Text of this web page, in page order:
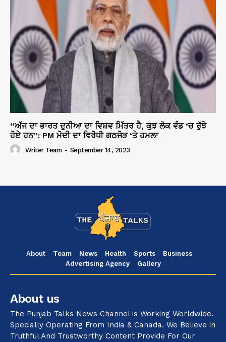
“ਅੱਜ ਦਾ ਭਾਰਤ ਦੁਨੀਆ ਦਾ ਵਿਸ਼ਵ ਮਿੱਤਰ ਹੈ, ਕੁਝ ਲੋਕ ਵੰਡ ‘ਚ ਰੁੱਝੇ
ਹੋਏ ਹਨ”: PM ਮੋਦੀ ਦਾ ਵਿਰੋਧੀ ਗਠਜੋੜ ‘ਤੇ ਹਮਲਾ
Writer Team - September 14, 2023
About Team News Health Sports
Business
Advertising Agency
Gallery
About us
The Punjab Talks News Channel is Working Worldwide.
Specially Operating From India & Canada. We Believe in
Truthful And Trustworthy Content Provide For Our